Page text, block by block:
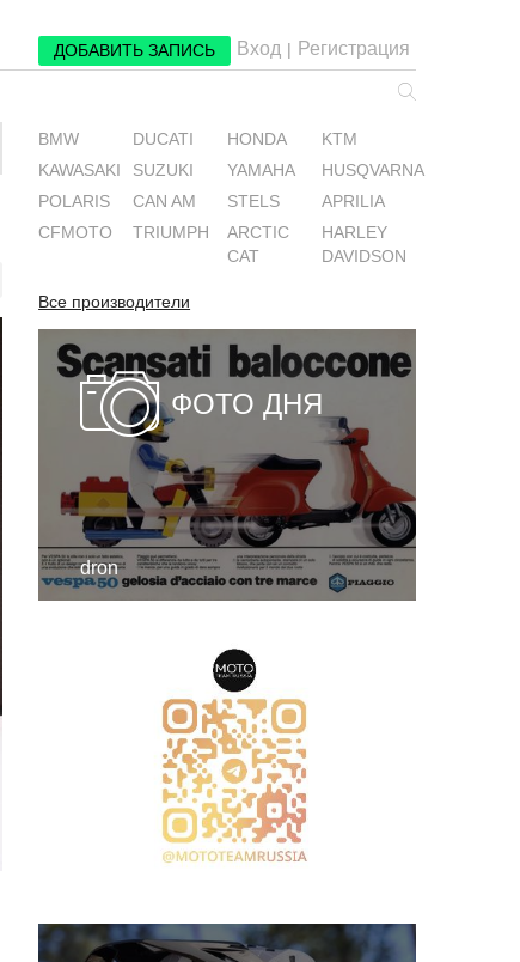
ДОБАВИТЬ ЗАПИСЬ Вход | Регистрация
BMW DUCATI HONDA
KTM
KAWASAKI
SUZUKI YAMAHA
HUSQVARNA
POLARIS
CAN AM STELS
APRILIA
CFMOTO
TRIUMPH
ARCTIC
CAT
HARLEY
DAVIDSON
Все производители
ФОТО ДНЯ
dron